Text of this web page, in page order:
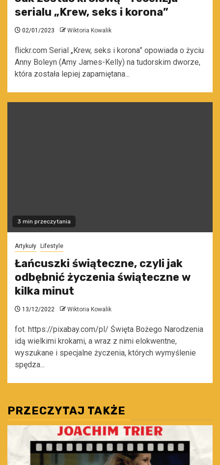
serialu „Krew, seks i korona”
02/01/2023 Wiktoria Kowalik
flickr.com Serial „Krew, seks i korona” opowiada o życiu
Anny Boleyn (Amy James-Kelly) na tudorskim dworze,
która została lepiej zapamiętana...
3 min przeczytania
Artykuły Lifestyle
Łańcuszki świąteczne, czyli jak
odbębnić życzenia świąteczne w
kilka minut
13/12/2022 Wiktoria Kowalik
fot. https://pixabay.com/pl/ Święta Bożego Narodzenia
idą wielkimi krokami, a wraz z nimi elokwentne,
wyszukane i specjalne życzenia, których wymyślenie
spędza...
PRZECZYTAJ TAKŻE